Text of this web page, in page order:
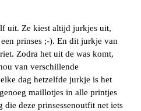
uit. Ze kiest altijd jurkjes uit,
prinses ;-). En dit jurkje van
Zodra het uit de was komt,
van verschillende
dag hetzelfde jurkje is het
maillotjes in alle printjes
die deze prinsessenoutfit net iets